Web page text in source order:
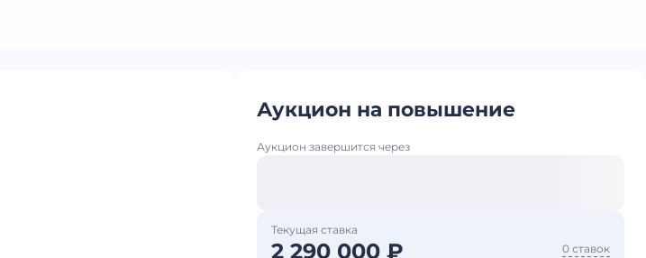
Аукцион на повышение
Аукцион завершится через
Текущая ставка
2 290 000 ₽ 0 ставок